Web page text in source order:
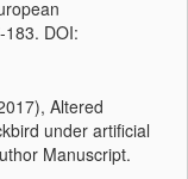
183. DOI:
Altered
under artificial
Manuscript.